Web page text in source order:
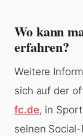
Wo kann
erfahren?
Weitere
sich auf der
fc.de, in
seinen